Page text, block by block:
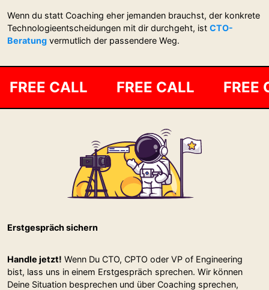
Wenn du statt Coaching eher jemanden brauchst, der konkrete
Technologieentscheidungen mit dir durchgeht, ist CTO-
Beratung vermutlich der passendere Weg.
FREE CALL FREE CALL
Erstgespräch sichern
Handle jetzt! Wenn Du CTO, CPTO oder VP of Engineering
bist, lass uns in einem Erstgespräch sprechen. Wir können
Deine Situation besprechen und über Coaching sprechen,